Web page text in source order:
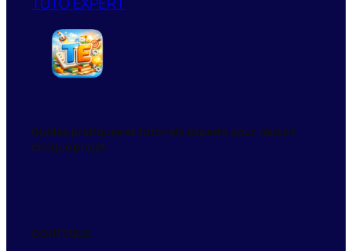
Guides pratiques et tutoriels experts pour réussir
chaque projet.
CONTENUS